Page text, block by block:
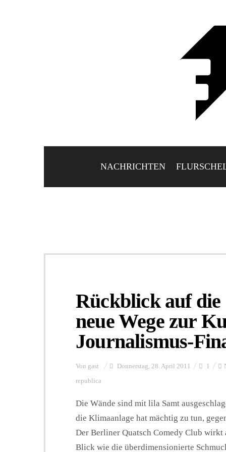
NACHRICHTEN
Rückblick auf
neue Wege zur
Journalismus-
Von gast Donnerstag, 28. April 2011 1
republica
Die Wände sind mit lila Samt
die Klimaanlage hat mächtig zu tun,
Der Berliner Quatsch Comedy Club
Blick wie die überdimensionierte